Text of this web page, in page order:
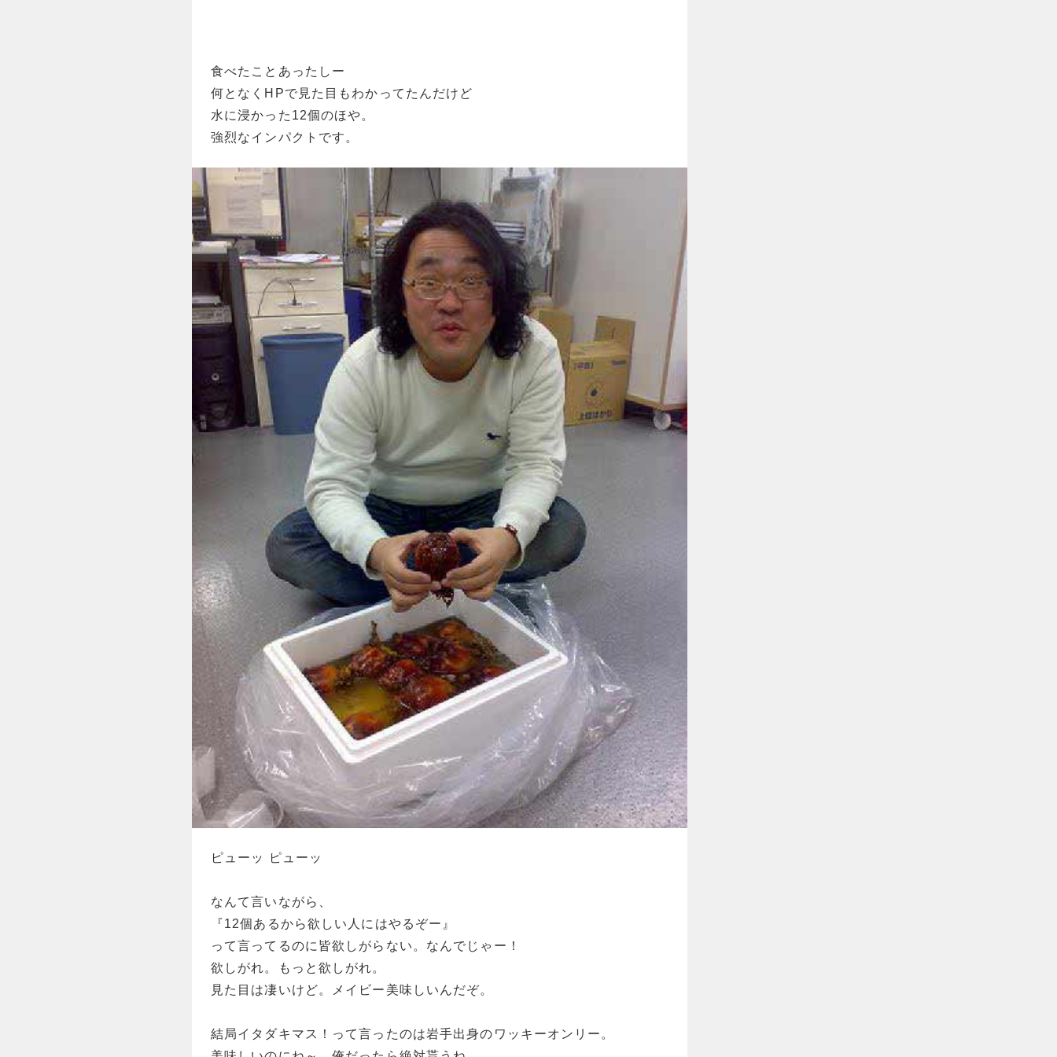
食べたことあったしー
何となくHPで見た目もわかってたんだけど
水に浸かった12個のほや。
強烈なインパクトです。
ピューッ ピューッ
なんて言いながら、
『12個あるから欲しい人にはやるぞー』
って言ってるのに皆欲しがらない。なんでじゃー！
欲しがれ。もっと欲しがれ。
見た目は凄いけど。メイビー美味しいんだぞ。
結局イタダキマス！って言ったのは岩手出身のワッキーオンリー。